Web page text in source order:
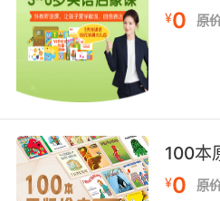
实际教学中，术语的跨领
催化剂。某北京学员在
后，自主创造出
环系统）"的混合表述，
灵活组合英语复合词结构
了朱迪·哈里森（Judy
思维发展》中提出的"概
语如同认知图钉，帮助固
¥0 原
100本
¥0 原